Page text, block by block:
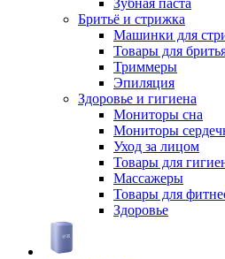
Зубная паста
Бритьё и стрижка
Машинки для
Товары для
Триммеры
Эпиляция
Здоровье и гигиена
Мониторы сна
Мониторы
Уход за лицом
Товары для
Массажеры
Товары для
Здоровье